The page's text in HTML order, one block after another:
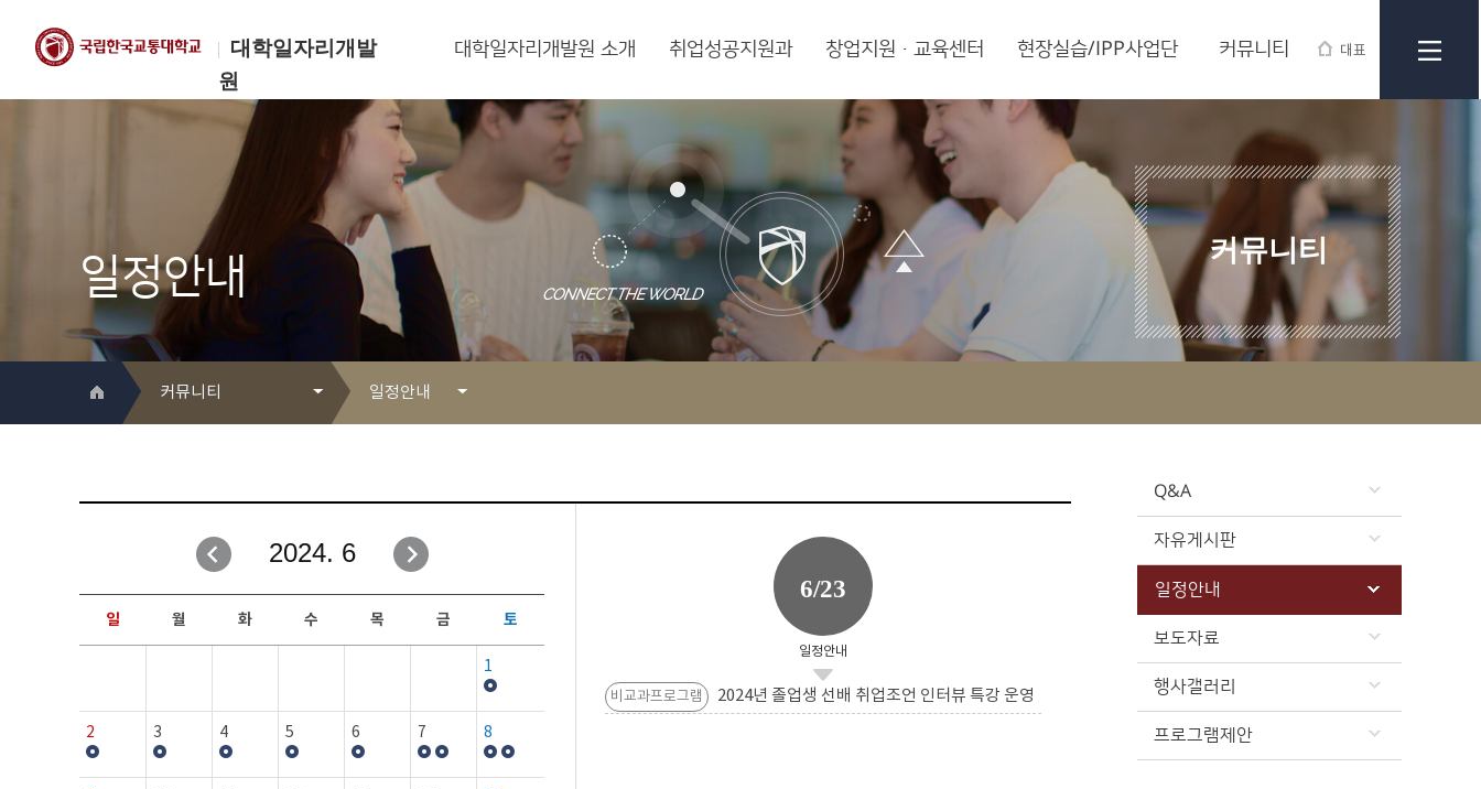
대학일자리개발
원
대표
한국교통대학교
대학일자리개발원
대학일자리개발원 소개 취업성공지원과 창업지원·교육센터 현장실습/IPP사업단 커뮤니티
일정안내
커뮤니티
커뮤니티
취업성공지원과
창업지원·교육센터
현장실습/IPP사업단
커뮤니티
일정안내
자유게시판
일정안내
보도자료
행사갤러리
Q&A
자유게시판
일정안내
보도자료
행사갤러리
프로그램제안
2024. 6
일 월 화 수 목 금 토
1
2 3 4 5 6 7 8
6/23
일정안내
비교과프로그램 2024년 졸업생 선배 취업조언 인터뷰 특강 운영